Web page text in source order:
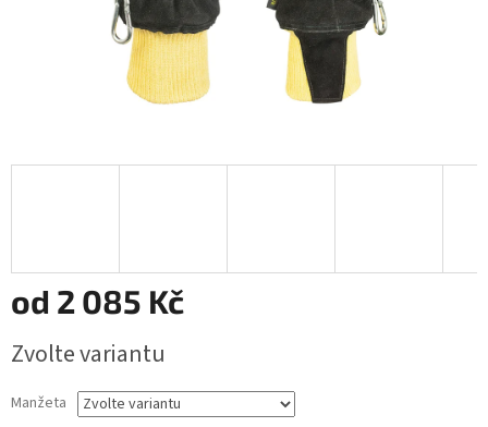
od 2 085 Kč
cena:
Zvolte variantu
Manžeta